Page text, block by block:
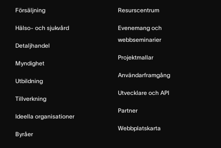
Försäljning
Hälso- och sjukvård
Detaljhandel
Myndighet
Utbildning
Tillverkning
Ideella organisationer
Byråer
Resurscentrum
Evenemang och
webbseminarier
Projektmallar
Användarframgång
Utvecklare och API
Partner
Webbplatskarta